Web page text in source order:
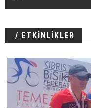
/ ETKİNLİKLER